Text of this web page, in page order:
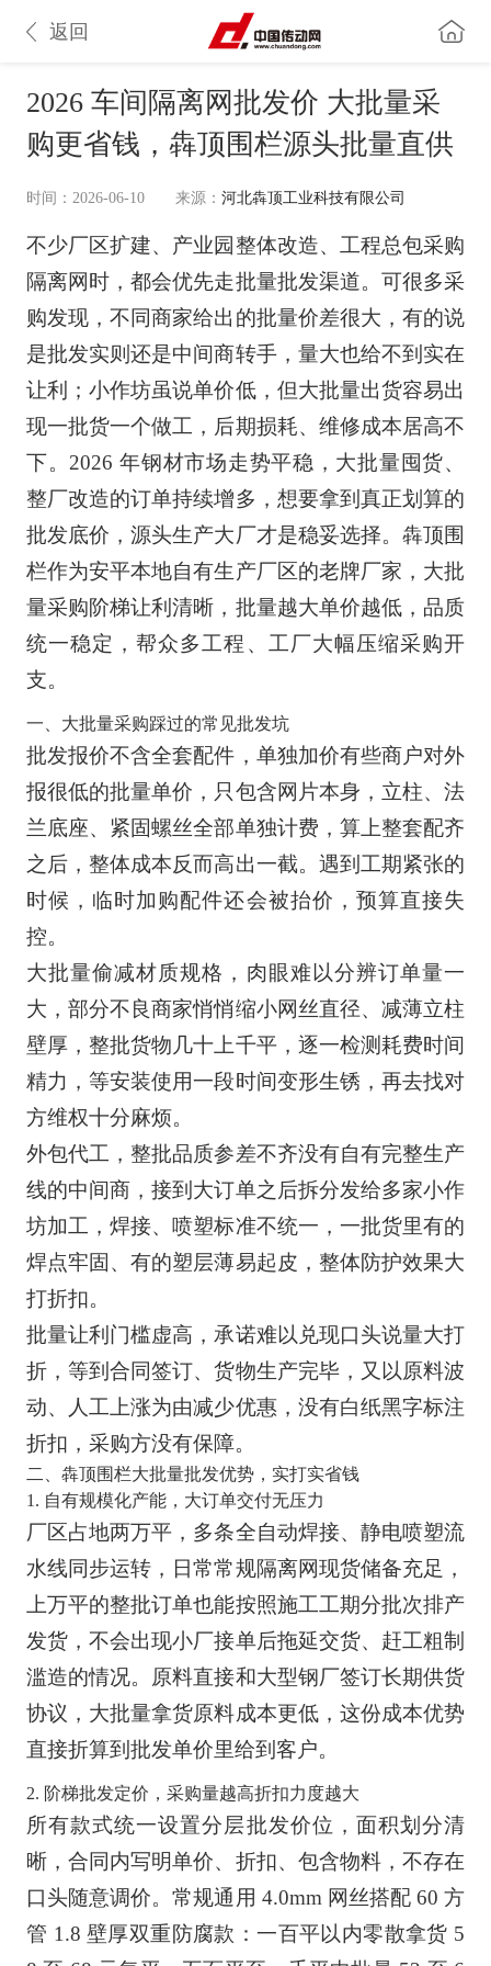
返回
2026 车间隔离网批发价 大批量采
购更省钱，犇顶围栏源头批量直供
时间：2026-06-10 来源： 河北犇顶工业科技有限公司
不少厂区扩建、产业园整体改造、工程总包采购
隔离网时，都会优先走批量批发渠道。可很多采
购发现，不同商家给出的批量价差很大，有的说
是批发实则还是中间商转手，量大也给不到实在
让利；小作坊虽说单价低，但大批量出货容易出
现一批货一个做工，后期损耗、维修成本居高不
下。2026 年钢材市场走势平稳，大批量囤货、
整厂改造的订单持续增多，想要拿到真正划算的
批发底价，源头生产大厂才是稳妥选择。犇顶围
栏作为安平本地自有生产厂区的老牌厂家，大批
量采购阶梯让利清晰，批量越大单价越低，品质
统一稳定，帮众多工程、工厂大幅压缩采购开
支。
一、大批量采购踩过的常见批发坑
批发报价不含全套配件，单独加价有些商户对外
报很低的批量单价，只包含网片本身，立柱、法
兰底座、紧固螺丝全部单独计费，算上整套配齐
之后，整体成本反而高出一截。遇到工期紧张的
时候，临时加购配件还会被抬价，预算直接失
控。
大批量偷减材质规格，肉眼难以分辨订单量一
大，部分不良商家悄悄缩小网丝直径、减薄立柱
壁厚，整批货物几十上千平，逐一检测耗费时间
精力，等安装使用一段时间变形生锈，再去找对
方维权十分麻烦。
外包代工，整批品质参差不齐没有自有完整生产
线的中间商，接到大订单之后拆分发给多家小作
坊加工，焊接、喷塑标准不统一，一批货里有的
焊点牢固、有的塑层薄易起皮，整体防护效果大
打折扣。
批量让利门槛虚高，承诺难以兑现口头说量大打
折，等到合同签订、货物生产完毕，又以原料波
动、人工上涨为由减少优惠，没有白纸黑字标注
折扣，采购方没有保障。
二、犇顶围栏大批量批发优势，实打实省钱
1. 自有规模化产能，大订单交付无压力
厂区占地两万平，多条全自动焊接、静电喷塑流
水线同步运转，日常常规隔离网现货储备充足，
上万平的整批订单也能按照施工工期分批次排产
发货，不会出现小厂接单后拖延交货、赶工粗制
滥造的情况。原料直接和大型钢厂签订长期供货
协议，大批量拿货原料成本更低，这份成本优势
直接折算到批发单价里给到客户。
2. 阶梯批发定价，采购量越高折扣力度越大
所有款式统一设置分层批发价位，面积划分清
晰，合同内写明单价、折扣、包含物料，不存在
口头随意调价。常规通用 4.0mm 网丝搭配 60 方
管 1.8 壁厚双重防腐款：一百平以内零散拿货 5